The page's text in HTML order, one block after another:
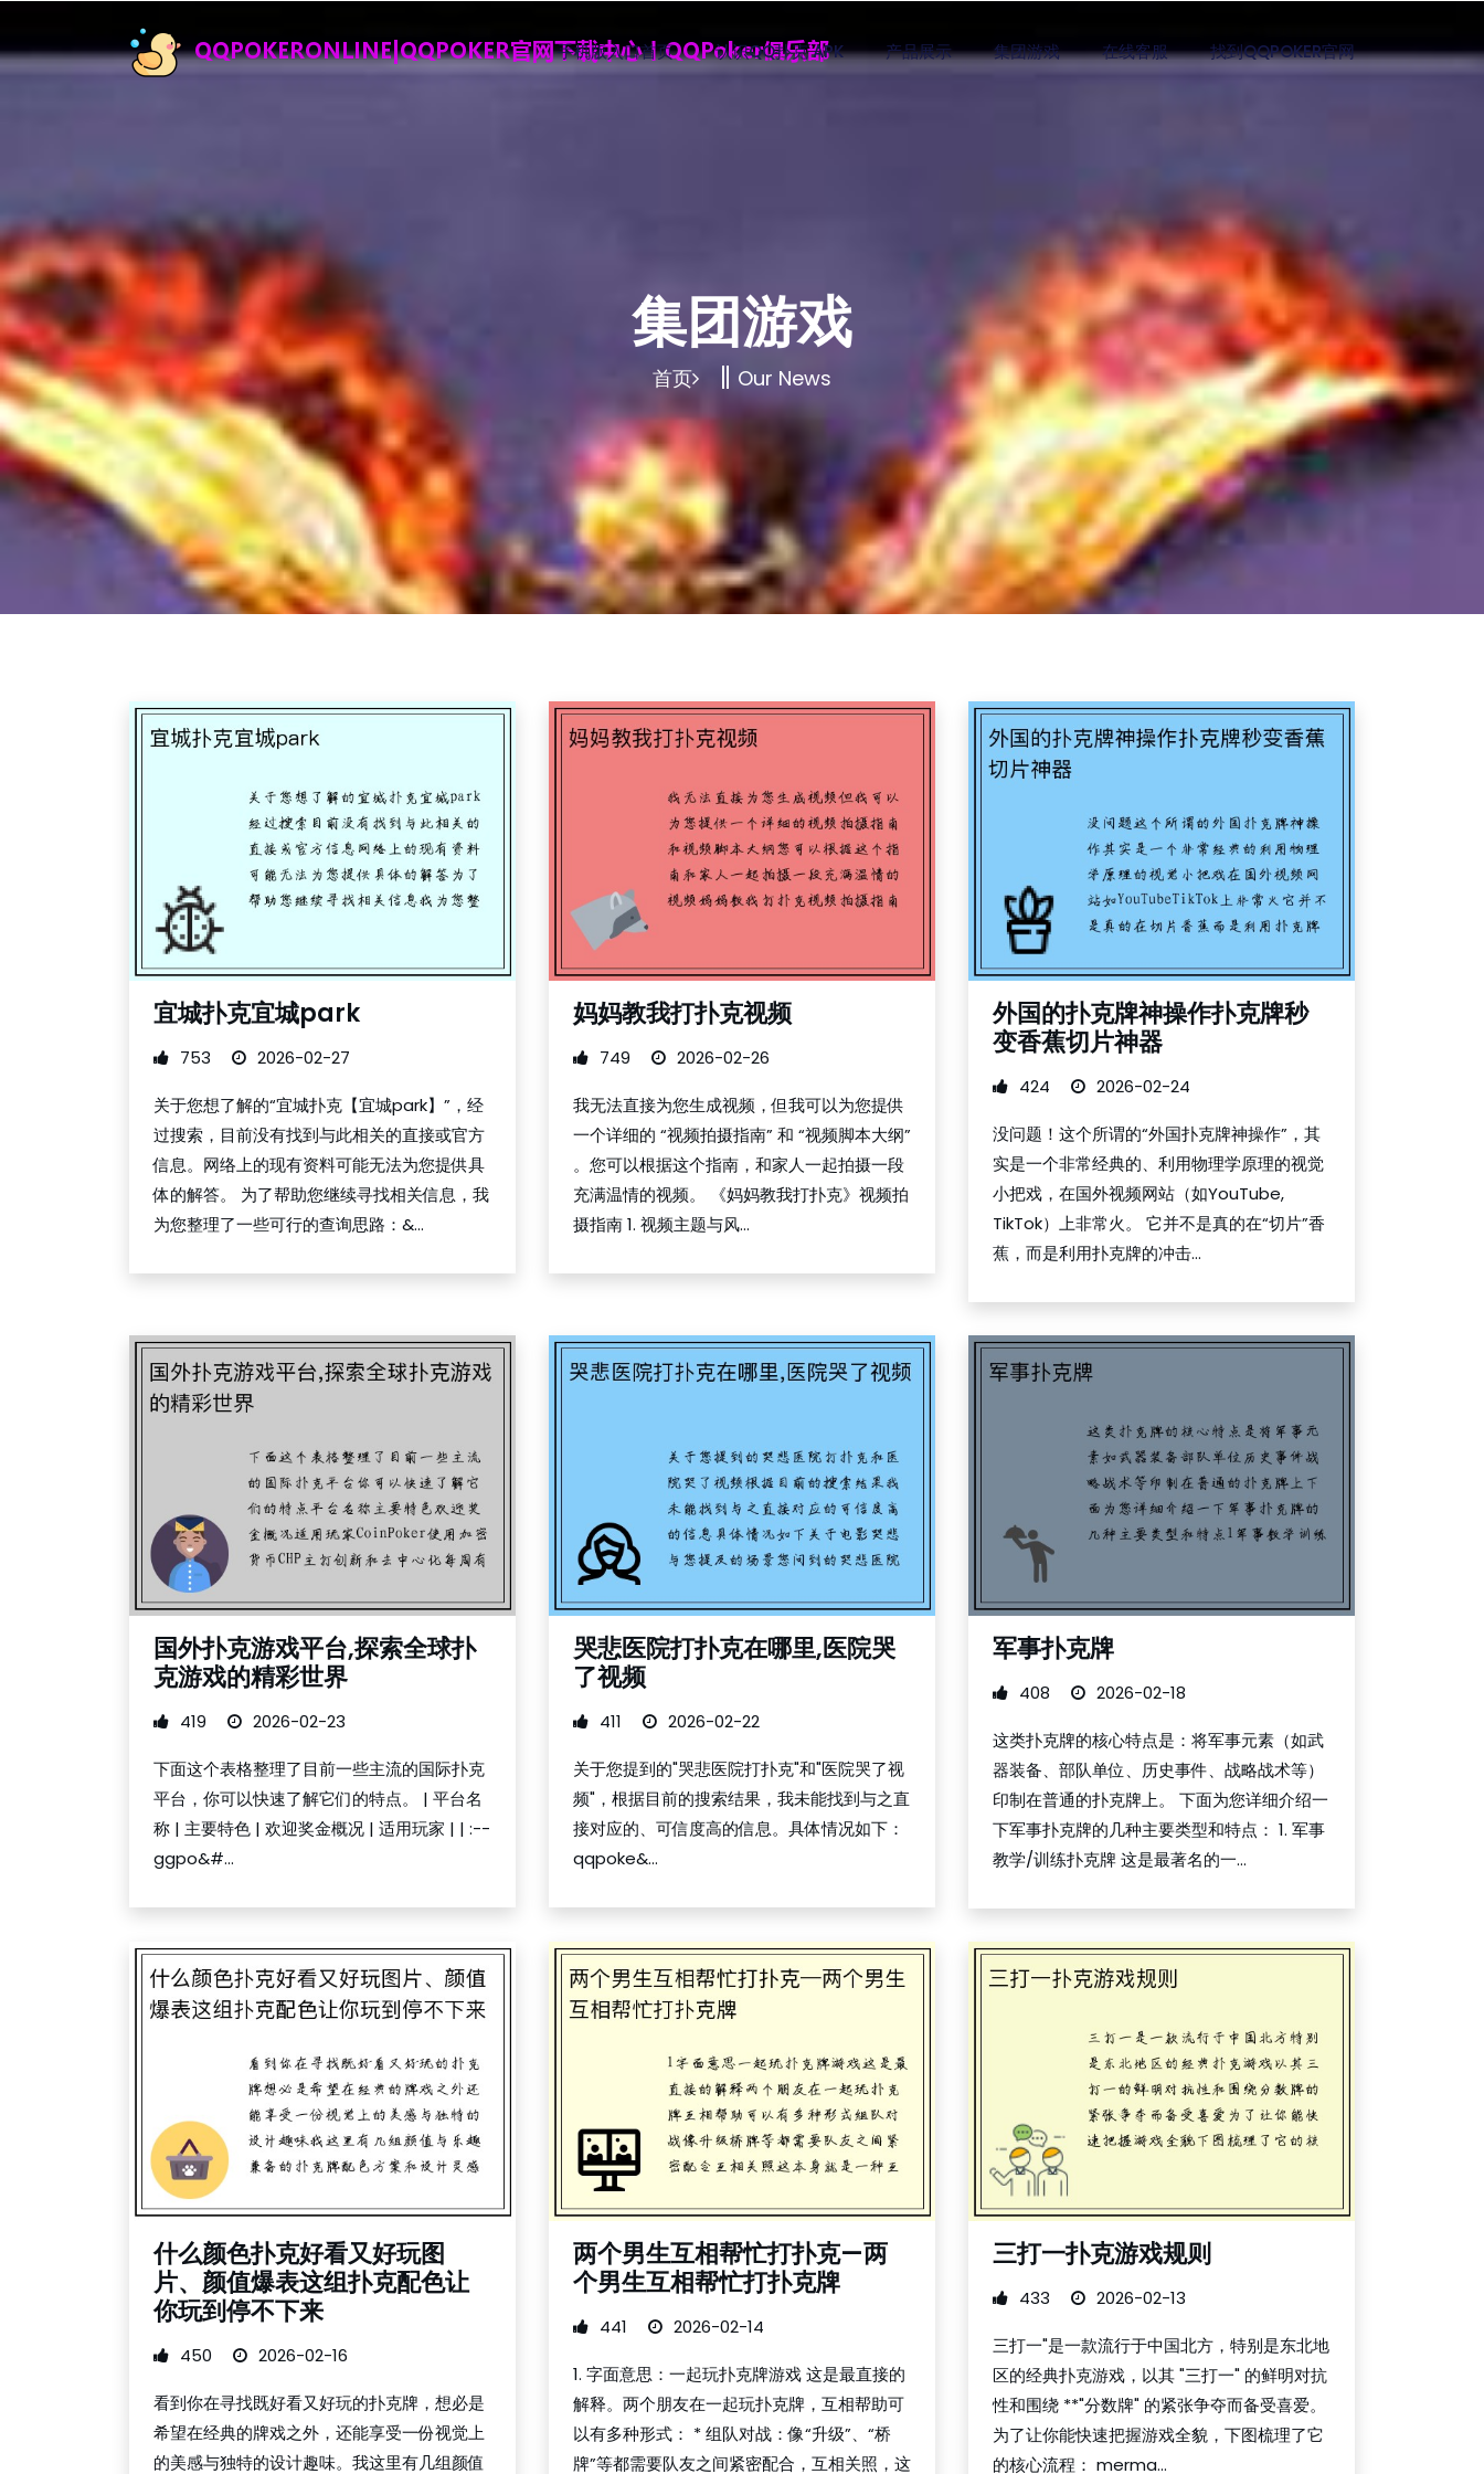
手机版入口首页 认识QQ扑克 APK 产品展示 集团游戏 在线客服 找到QQPOKER官网
集团游戏
首页 Our News
宜城扑克宜城park
753 2026-02-27
关于您想了解的“宜城扑克【宜城park】”，经
过搜索，目前没有找到与此相关的直接或官方
信息。网络上的现有资料可能无法为您提供具
体的解答。 为了帮助您继续寻找相关信息，我
为您整理了一些可行的查询思路：&...
妈妈教我打扑克视频
749 2026-02-26
我无法直接为您生成视频，但我可以为您提供
一个详细的 “视频拍摄指南” 和 “视频脚本大纲”
。您可以根据这个指南，和家人一起拍摄一段
充满温情的视频。 《妈妈教我打扑克》视频拍
摄指南 1. 视频主题与风...
外国的扑克牌神操作扑克牌秒
变香蕉切片神器
424 2026-02-24
没问题！这个所谓的“外国扑克牌神操作”，其
实是一个非常经典的、利用物理学原理的视觉
小把戏，在国外视频网站（如YouTube,
TikTok）上非常火。 它并不是真的在“切片”香
蕉，而是利用扑克牌的冲击...
国外扑克游戏平台,探索全球扑
克游戏的精彩世界
419 2026-02-23
下面这个表格整理了目前一些主流的国际扑克
平台，你可以快速了解它们的特点。 | 平台名
称 | 主要特色 | 欢迎奖金概况 | 适用玩家 | | :--
ggpo&#...
哭悲医院打扑克在哪里,医院哭
了视频
411 2026-02-22
关于您提到的"哭悲医院打扑克"和"医院哭了视
频"，根据目前的搜索结果，我未能找到与之直
接对应的、可信度高的信息。具体情况如下：
qqpoke&...
军事扑克牌
408 2026-02-18
这类扑克牌的核心特点是：将军事元素（如武
器装备、部队单位、历史事件、战略战术等）
印制在普通的扑克牌上。 下面为您详细介绍一
下军事扑克牌的几种主要类型和特点： 1. 军事
教学/训练扑克牌 这是最著名的一...
什么颜色扑克好看又好玩图
片、颜值爆表这组扑克配色让
你玩到停不下来
450 2026-02-16
看到你在寻找既好看又好玩的扑克牌，想必是
希望在经典的牌戏之外，还能享受一份视觉上
的美感与独特的设计趣味。我这里有几组颜值
两个男生互相帮忙打扑克—两
个男生互相帮忙打扑克牌
441 2026-02-14
1. 字面意思：一起玩扑克牌游戏 这是最直接的
解释。两个朋友在一起玩扑克牌，互相帮助可
以有多种形式： * 组队对战：像“升级”、“桥
牌”等都需要队友之间紧密配合，互相关照，这
三打一扑克游戏规则
433 2026-02-13
三打一"是一款流行于中国北方，特别是东北地
区的经典扑克游戏，以其 "三打一" 的鲜明对抗
性和围绕 **"分数牌" 的紧张争夺而备受喜爱。
为了让你能快速把握游戏全貌，下图梳理了它
的核心流程： merma...